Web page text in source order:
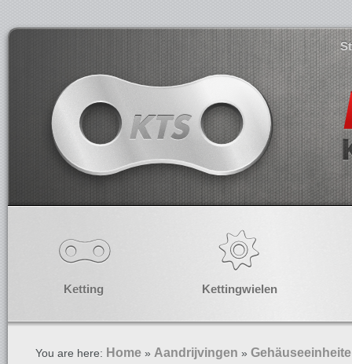
Ketting Kettingwielen
You are here: Home » Aandrijvingen »